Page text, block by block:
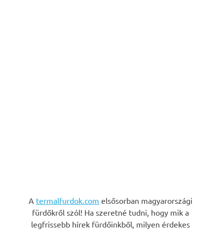
A termalfurdok.com elsősorban magyarországi
fürdőkről szól! Ha szeretné tudni, hogy mik a
legfrissebb hírek fürdőinkből, milyen érdekes